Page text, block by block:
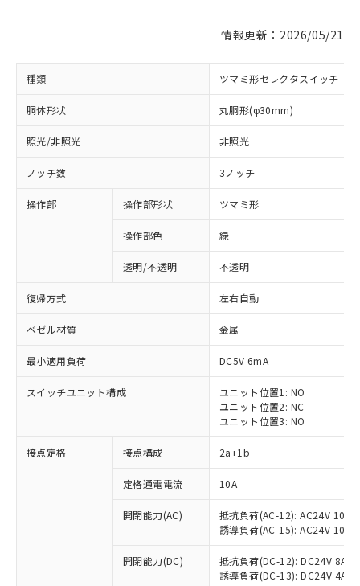
情報更新：2026/05/21
種類 ツマミ形セレクタスイッチ
胴体形状 丸胴形(φ30mm)
照光/非照光 非照光
ノッチ数 3ノッチ
操作部 操作部形状 ツマミ形
操作部色 緑
透明/不透明 不透明
復帰方式 左右自動
ベゼル材質 金属
最小適用負荷 DC5V 6mA
スイッチユニット構成
ユニット位置1: NO
ユニット位置2: NC
ユニット位置3: NO
接点定格 接点構成 2a+1b
定格通電電流 10A
開閉能力(AC)
抵抗負荷(AC-12): AC24V 10A/
誘導負荷(AC-15): AC24V
開閉能力(DC)
抵抗負荷(DC-12): DC24V 8A/
誘導負荷(DC-13): DC24V 4A/
ご利用条件
対応済み：EU RoHS指令（10物質）の
非含有に対応した製品が提供可能な商品で
有に対応した製品に切り替える予定のある